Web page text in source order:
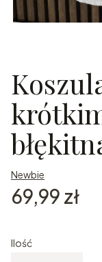
Newbie
Cena
69,99 zł
Ilość